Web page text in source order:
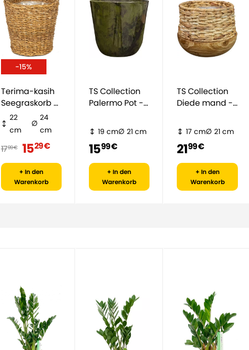
-15%
Terima-kasih
Seegraskorb -
natürlich
22
cm
24
cm
1799 € 1529 €
+ In den
Warenkorb
TS Collection
Palermo Pot -
19 cm 21 cm
1599 €
+ In den
Warenkorb
TS Collection
Diede mand -
17 cm 21 cm
2199 €
+ In den
Warenkorb